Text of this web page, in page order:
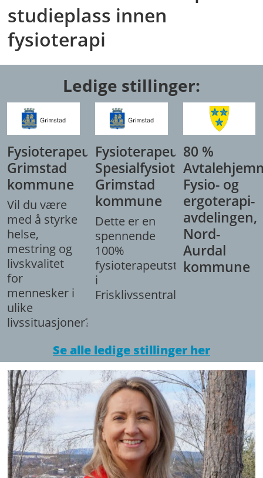
studieplass innen
fysioterapi
Ledige stillinger:
Fysioterapeut,
Grimstad
kommune
Vil du være
med å styrke
helse,
mestring og
livskvalitet
for
mennesker i
ulike
livssituasjoner?
Fysioterapeut/
Spesialfysioterapeut,
Grimstad
kommune
Dette er en
spennende
100%
fysioterapeutstilling
i
Frisklivssentralen.
80 %
Fysio- og
ergoterapi-
avdelingen,
Nord-
Aurdal
kommune
Se alle ledige stillinger her